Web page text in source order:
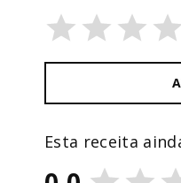
Esta receita